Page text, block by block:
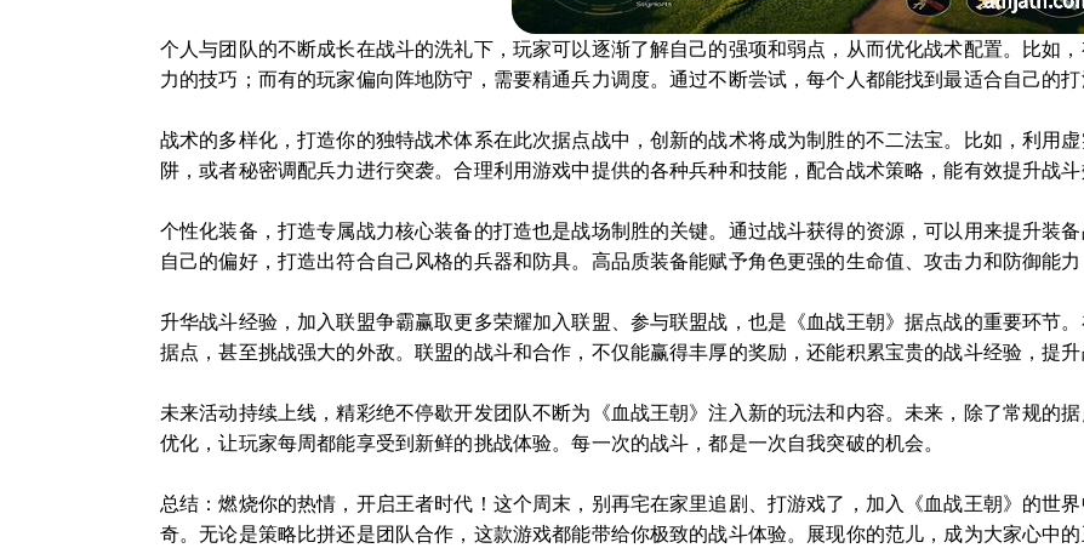
个人与团队的不断成长在战斗的洗礼下，玩家可以逐渐了解自己的强项和弱点，从而优化战术配置。比如
力的技巧；而有的玩家偏向阵地防守，需要精通兵力调度。通过不断尝试，每个人都能找到最适合自己的打
战术的多样化，打造你的独特战术体系在此次据点战中，创新的战术将成为制胜的不二法宝。比如，利用
阱，或者秘密调配兵力进行突袭。合理利用游戏中提供的各种兵种和技能，配合战术策略，能有效提升战斗
个性化装备，打造专属战力核心装备的打造也是战场制胜的关键。通过战斗获得的资源，可以用来提升装
自己的偏好，打造出符合自己风格的兵器和防具。高品质装备能赋予角色更强的生命值、攻击力和防御能力
升华战斗经验，加入联盟争霸赢取更多荣耀加入联盟、参与联盟战，也是《血战王朝》据点战的重要环节
据点，甚至挑战强大的外敌。联盟的战斗和合作，不仅能赢得丰厚的奖励，还能积累宝贵的战斗经验，提升
未来活动持续上线，精彩绝不停歇开发团队不断为《血战王朝》注入新的玩法和内容。未来，除了常规的
优化，让玩家每周都能享受到新鲜的挑战体验。每一次的战斗，都是一次自我突破的机会。
总结：燃烧你的热情，开启王者时代！这个周末，别再宅在家里追剧、打游戏了，加入《血战王朝》的世
奇。无论是策略比拼还是团队合作，这款游戏都能带给你极致的战斗体验。展现你的范儿，成为大家心中